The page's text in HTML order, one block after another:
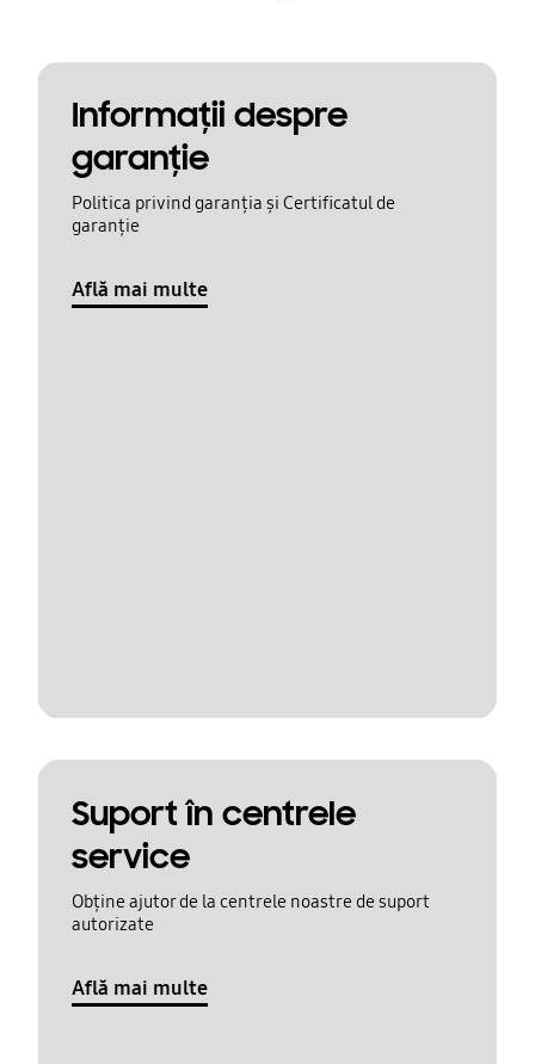
Informaţii despre
garanţie
Politica privind garanția și Certificatul de
garanție
Află mai multe
Suport în centrele
service
Obține ajutor de la centrele noastre de suport
autorizate
Află mai multe